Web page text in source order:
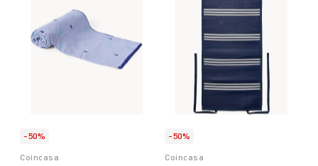
-50%
Coincasa
-50%
Coincasa